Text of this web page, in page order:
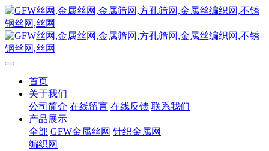
首页
关于我们
公司简介 在线留言 在线反馈 联系我们
产品展示
全部 GFW金属丝网 针织金属网
编织网